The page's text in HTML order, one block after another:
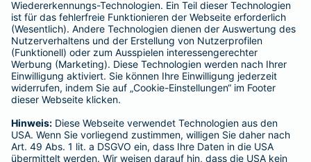
BELIEBTE SEITEN
Kranken-Zusatzversicherung
Tierversicherungen
Haftpflichtversicherung
Hausratversicherung
Adresse ändern
Schaden melden